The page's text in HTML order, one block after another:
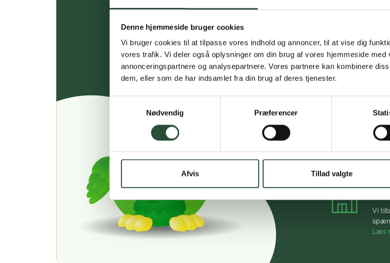
Denne hjemmeside bruger cookies
Vi bruger cookies til at tilpasse vores indhold og annoncer, til at vise dig
vores trafik. Vi deler også oplysninger om din brug af vores hjemmeside med
annonceringspartnere og analysepartnere. Vores partnere kan kombinere
dem, eller som de har indsamlet fra din brug af deres tjenester.
Nødvendig
Præferencer
Afvis Tillad valgte
Få
Vi
Læs